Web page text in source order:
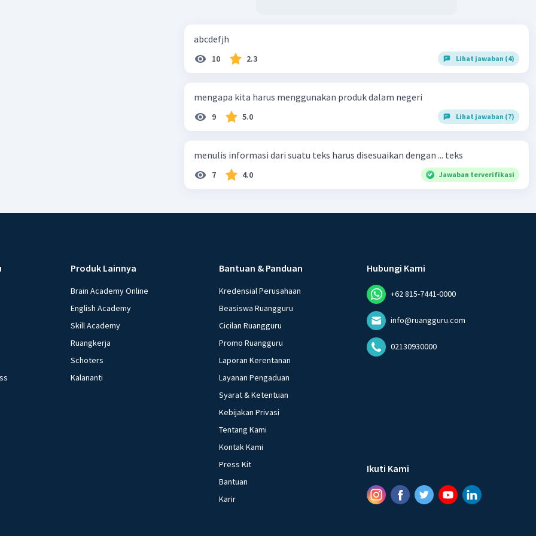
abcdefjh
10 2.3 Lihat jawaban (4)
mengapa kita harus menggunakan produk dalam negeri
9 5.0 Lihat jawaban (7)
menulis informasi dari suatu teks harus disesuaikan dengan ... teks
7 4.0 Jawaban terverifikasi
Produk Lainnya
Brain Academy Online
English Academy
Skill Academy
Ruangkerja
Schoters
Kalananti
Bantuan & Panduan
Kredensial Perusahaan
Beasiswa Ruangguru
Cicilan Ruangguru
Promo Ruangguru
Laporan Kerentanan
Layanan Pengaduan
Syarat & Ketentuan
Kebijakan Privasi
Tentang Kami
Kontak Kami
Press Kit
Bantuan
Karir
Hubungi Kami
+62 815-7441-0000
info@ruangguru.com
02130930000
Ikuti Kami